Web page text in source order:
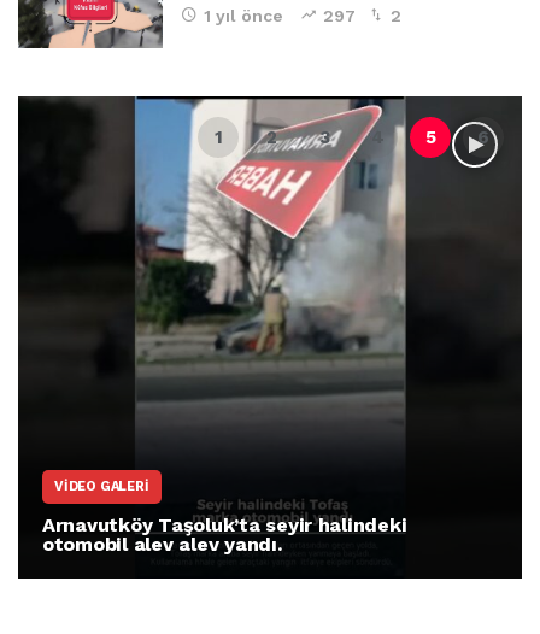
1 yıl önce 297 2
VIDEO GALERI
Arnavutköy Taşoluk’ta seyir halindeki
otomobil alev alev yandı.